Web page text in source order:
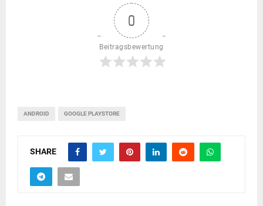
0
Beitragsbewertung
ANDROID GOOGLE PLAYSTORE
SHARE